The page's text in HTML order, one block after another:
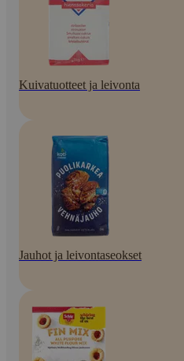
Kuivatuotteet ja leivonta
Jauhot ja leivontaseokset